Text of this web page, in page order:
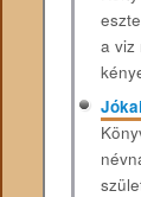
a viz